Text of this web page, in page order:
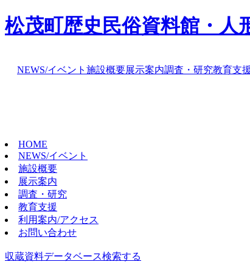
松茂町歴史民俗資料館・人
NEWS/イベント 施設概要展示案内調査・研究教育支
HOME
NEWS/イベント
施設概要
展示案内
調査・研究
教育支援
利用案内/アクセス
お問い合わせ
収蔵資料データベース検索する